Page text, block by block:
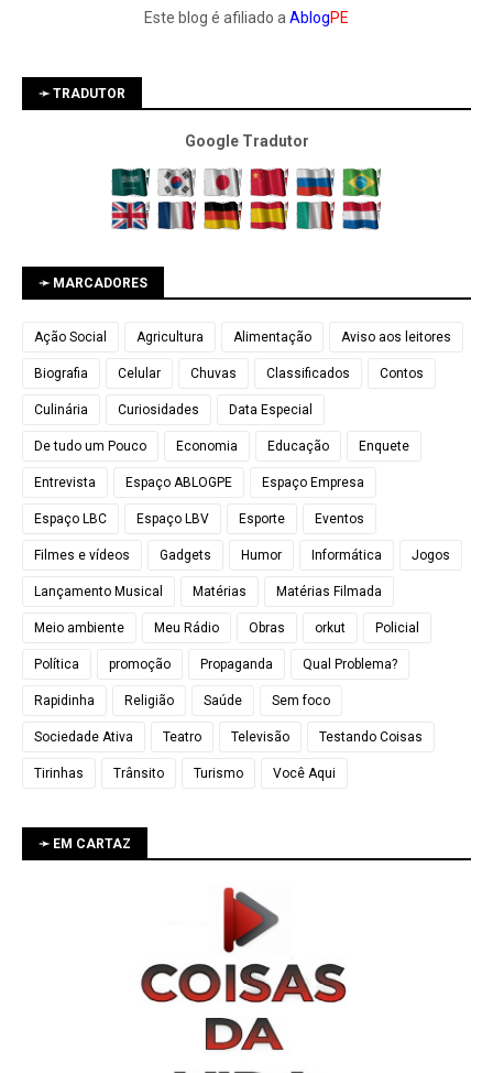
Este blog é afiliado a AblogPE
➛ TRADUTOR
Google Tradutor
➛ MARCADORES
Ação Social Agricultura Alimentação Aviso aos leitores
Biografia Celular Chuvas Classificados Contos
Culinária Curiosidades Data Especial
De tudo um Pouco Economia Educação Enquete
Entrevista Espaço ABLOGPE Espaço Empresa
Espaço LBC Espaço LBV Esporte Eventos
Filmes e vídeos Gadgets Humor Informática Jogos
Lançamento Musical Matérias Matérias Filmada
Meio ambiente Meu Rádio Obras orkut Policial
Política promoção Propaganda Qual Problema?
Rapidinha Religião Saúde Sem foco
Sociedade Ativa Teatro Televisão Testando Coisas
Tirinhas Trânsito Turismo Você Aqui
➛ EM CARTAZ